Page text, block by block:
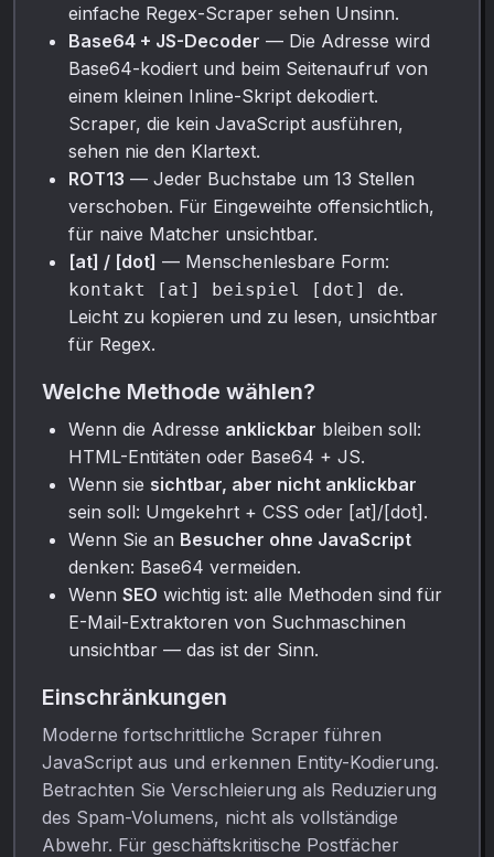
einfache Regex-Scraper sehen Unsinn.
Base64 + JS-Decoder — Die Adresse wird
Base64-kodiert und beim Seitenaufruf von
einem kleinen Inline-Skript dekodiert.
Scraper, die kein JavaScript ausführen,
sehen nie den Klartext.
ROT13 — Jeder Buchstabe um 13 Stellen
verschoben. Für Eingeweihte offensichtlich,
für naive Matcher unsichtbar.
[at] / [dot] — Menschenlesbare Form:
kontakt [at] beispiel [dot] de.
Leicht zu kopieren und zu lesen, unsichtbar
für Regex.
Welche Methode wählen?
Wenn die Adresse anklickbar bleiben soll:
HTML-Entitäten oder Base64 + JS.
Wenn sie sichtbar, aber nicht anklickbar
sein soll: Umgekehrt + CSS oder [at]/[dot].
Wenn Sie an Besucher ohne JavaScript
denken: Base64 vermeiden.
Wenn SEO wichtig ist: alle Methoden sind für
E-Mail-Extraktoren von Suchmaschinen
unsichtbar — das ist der Sinn.
Einschränkungen
Moderne fortschrittliche Scraper führen
JavaScript aus und erkennen Entity-Kodierung.
Betrachten Sie Verschleierung als Reduzierung
des Spam-Volumens, nicht als vollständige
Abwehr. Für geschäftskritische Postfächer